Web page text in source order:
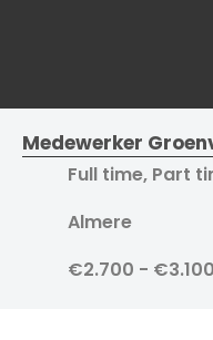
Medewerker
Full time, Part
Almere
€2.700 -